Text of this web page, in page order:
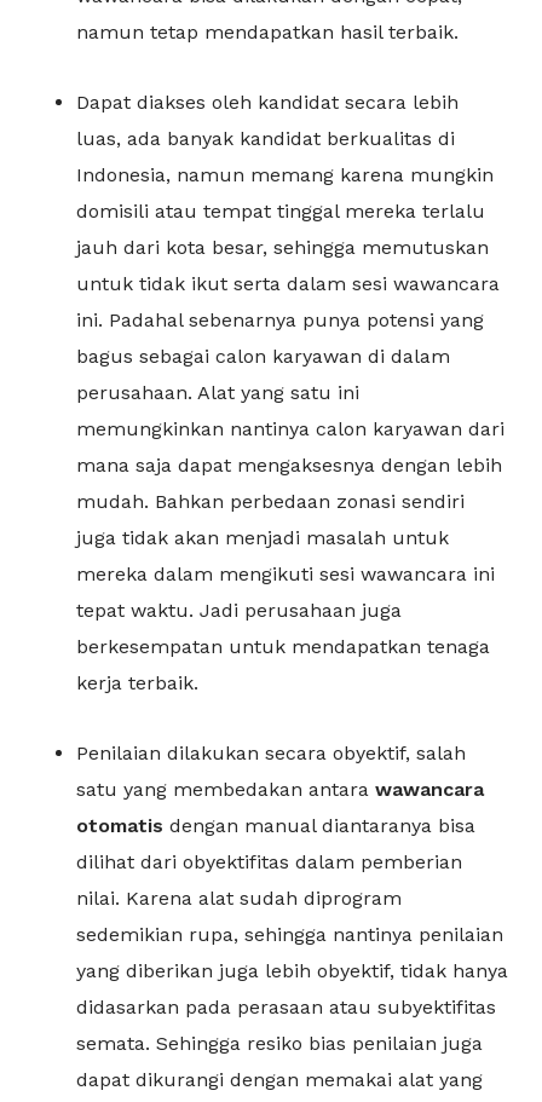
namun tetap mendapatkan hasil terbaik.
Dapat diakses oleh kandidat secara lebih
luas, ada banyak kandidat berkualitas di
Indonesia, namun memang karena mungkin
domisili atau tempat tinggal mereka terlalu
jauh dari kota besar, sehingga memutuskan
untuk tidak ikut serta dalam sesi wawancara
ini. Padahal sebenarnya punya potensi yang
bagus sebagai calon karyawan di dalam
perusahaan. Alat yang satu ini
memungkinkan nantinya calon karyawan dari
mana saja dapat mengaksesnya dengan lebih
mudah. Bahkan perbedaan zonasi sendiri
juga tidak akan menjadi masalah untuk
mereka dalam mengikuti sesi wawancara ini
tepat waktu. Jadi perusahaan juga
berkesempatan untuk mendapatkan tenaga
kerja terbaik.
Penilaian dilakukan secara obyektif, salah
satu yang membedakan antara wawancara
otomatis dengan manual diantaranya bisa
dilihat dari obyektifitas dalam pemberian
nilai. Karena alat sudah diprogram
sedemikian rupa, sehingga nantinya penilaian
yang diberikan juga lebih obyektif, tidak hanya
didasarkan pada perasaan atau subyektifitas
semata. Sehingga resiko bias penilaian juga
dapat dikurangi dengan memakai alat yang